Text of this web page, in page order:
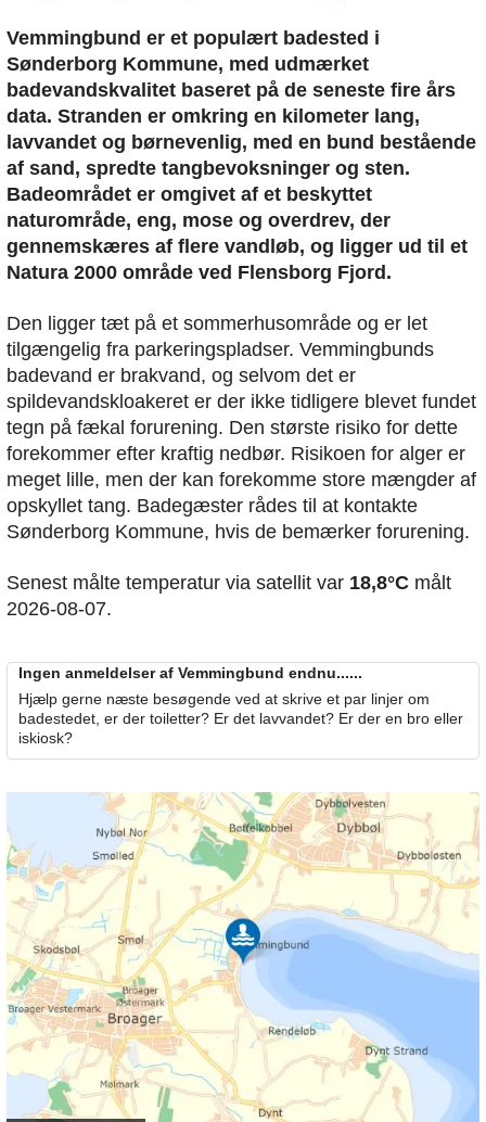
Vemmingbund er et populært badested i
Sønderborg Kommune, med udmærket
badevandskvalitet baseret på de seneste fire års
data. Stranden er omkring en kilometer lang,
lavvandet og børnevenlig, med en bund bestående
af sand, spredte tangbevoksninger og sten.
Badeområdet er omgivet af et beskyttet
naturområde, eng, mose og overdrev, der
gennemskæres af flere vandløb, og ligger ud til et
Natura 2000 område ved Flensborg Fjord.
Den ligger tæt på et sommerhusområde og er let
tilgængelig fra parkeringspladser. Vemmingbunds
badevand er brakvand, og selvom det er
spildevandskloakeret er der ikke tidligere blevet fundet
tegn på fækal forurening. Den største risiko for dette
forekommer efter kraftig nedbør. Risikoen for alger er
meget lille, men der kan forekomme store mængder af
opskyllet tang. Badegæster rådes til at kontakte
Sønderborg Kommune, hvis de bemærker forurening.
Senest målte temperatur via satellit var 18,8°C målt
2026-08-07.
Ingen anmeldelser af Vemmingbund endnu......
Hjælp gerne næste besøgende ved at skrive et par linjer om
badestedet, er der toiletter? Er det lavvandet? Er der en bro eller
iskiosk?